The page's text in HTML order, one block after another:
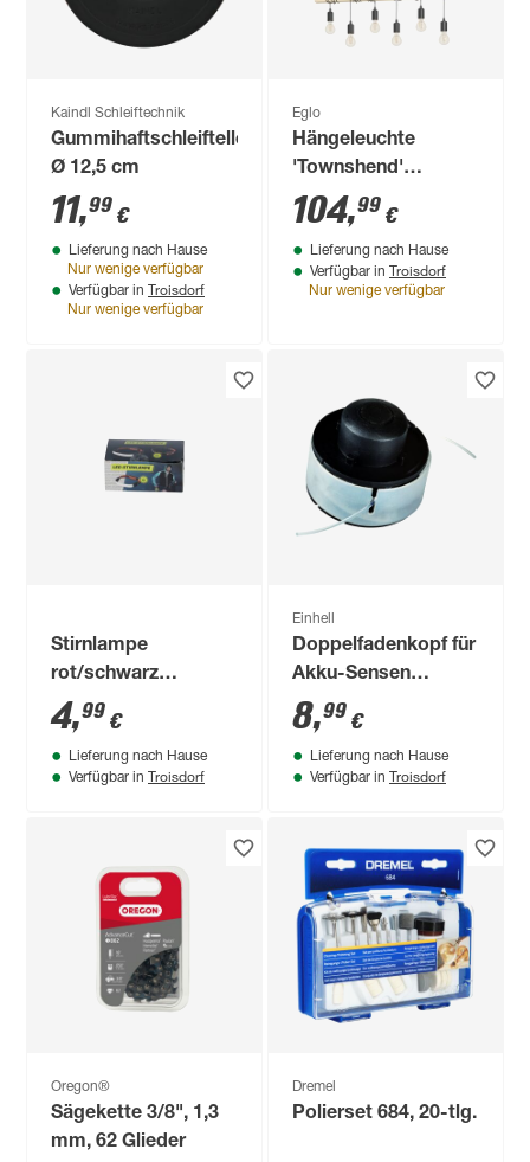
Kaindl Schleiftechnik
Gummihaftschleifteller
Ø 12,5 cm
11,99 €
Lieferung nach Hause
Nur wenige verfügbar
Verfügbar in Troisdorf
Nur wenige verfügbar
Eglo
Hängeleuchte
'Townshend'
schwarz/braun 10 x
110 cm
104,99 €
Lieferung nach Hause
Verfügbar in Troisdorf
Nur wenige verfügbar
Stirnlampe
rot/schwarz
verstellbar
4,99 €
Lieferung nach Hause
Verfügbar in Troisdorf
Einhell
Doppelfadenkopf für
Akku-Sensen
'RAC114' Ø 1,4 mm
8,99 €
Lieferung nach Hause
Verfügbar in Troisdorf
Oregon®
Sägekette 3/8", 1,3
mm, 62 Glieder
Dremel
Polierset 684, 20-tlg.